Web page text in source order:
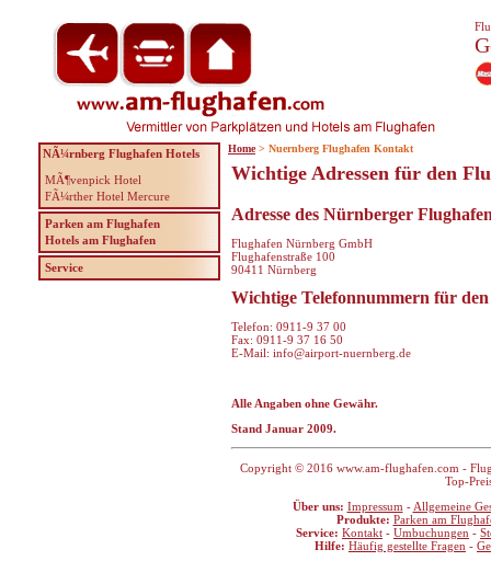
Wichtige Adressen für den
Adresse des Nürnberger
Flughafen Nürnberg GmbH
Flughafenstraße 100
90411 Nürnberg
Wichtige Telefonnummern für
Telefon: 0911-9 37 00
Fax: 0911-9 37 16 50
E-Mail: info@airport-nuernberg.de
Alle Angaben ohne Gewähr.
Stand Januar 2009.
Copyright © 2016 www.am-flughafen.com -
Top-
Über uns: Impressum - Allgemeine
Produkte: Parken am
Service: Kontakt - Umbuchungen -
Hilfe: Häufig gestellte Fragen -
NÃ¼rnberg Flughafen Hotels
MÃ¶venpick Hotel
FÃ¼rther Hotel Mercure
Parken am Flughafen
Hotels am Flughafen
Service
Home > Nuernberg Flughafen Kontakt